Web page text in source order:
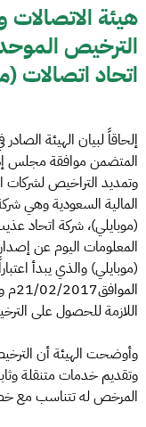
هيئة
الترخيص
اتحاد اتصالات
المتضمن موافقة مجلس
وتمديد التراخيص لشركات
المالية السعودية وهي
(موبايلي)، شركة اتحاد
المعلومات اليوم عن
اللازمة للحصول على
وأوضحت الهيئة أن
وتقديم خدمات متنقلة
المرخص له تتناسب مع